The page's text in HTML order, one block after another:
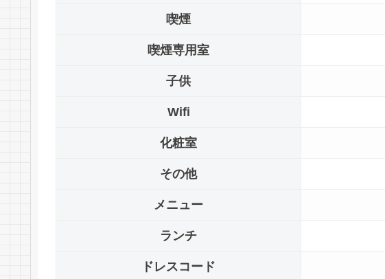
喫煙
喫煙専用室
子供
Wifi
化粧室
その他
メニュー
ランチ
ドレスコード